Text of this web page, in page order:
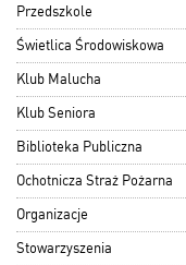
Przedszkole
Świetlica Środowiskowa
Klub Malucha
Klub Seniora
Biblioteka Publiczna
Ochotnicza Straż Pożarna
Organizacje
Stowarzyszenia